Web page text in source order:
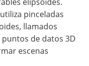
pinceladas
llamados
de datos 3D
escenas